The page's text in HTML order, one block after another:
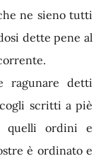
ne sieno tutti
dette pene al
ragunare detti
scritti a piè
quelli ordini e
è ordinato e